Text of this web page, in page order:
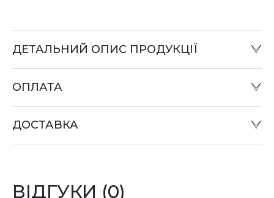
ДЕТАЛЬНИЙ ОПИС ПРОДУКЦІЇ
відправці «Податком» у відділенні «Нова пошта».
Безготівковий розрахунок для юридичних осіб:
ОПЛАТА
ДОСТАВКА
ВІДГУКИ (0)